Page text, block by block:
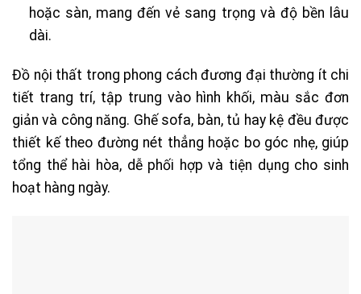
hoặc sàn, mang đến vẻ sang trọng và độ bền lâu
dài.
Đồ nội thất trong phong cách đương đại thường ít chi
tiết trang trí, tập trung vào hình khối, màu sắc đơn
giản và công năng. Ghế sofa, bàn, tủ hay kệ đều được
thiết kế theo đường nét thẳng hoặc bo góc nhẹ, giúp
tổng thể hài hòa, dễ phối hợp và tiện dụng cho sinh
hoạt hàng ngày.